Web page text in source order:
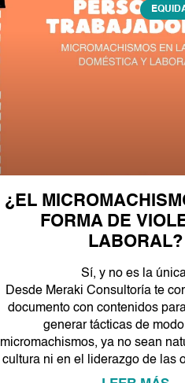
¿EL
FORMA DE
LABORAL?
Sí, y no es la
Desde Meraki Consultoría te
documento con contenidos
generar tácticas de
micromachismos, ya no sean
cultura ni en el liderazgo de las